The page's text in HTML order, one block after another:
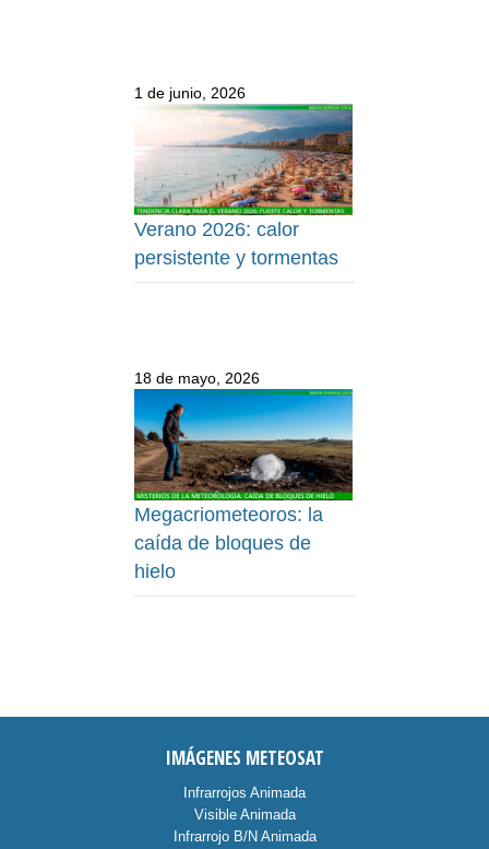
1 de junio, 2026
Verano 2026: calor
persistente y tormentas
18 de mayo, 2026
Megacriometeoros: la
caída de bloques de
hielo
IMÁGENES METEOSAT
Infrarrojos Animada
Visible Animada
Infrarrojo B/N Animada